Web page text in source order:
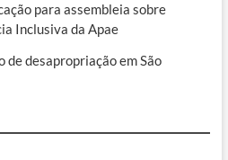
para assembleia sobre
Inclusiva da Apae
de desapropriação em São